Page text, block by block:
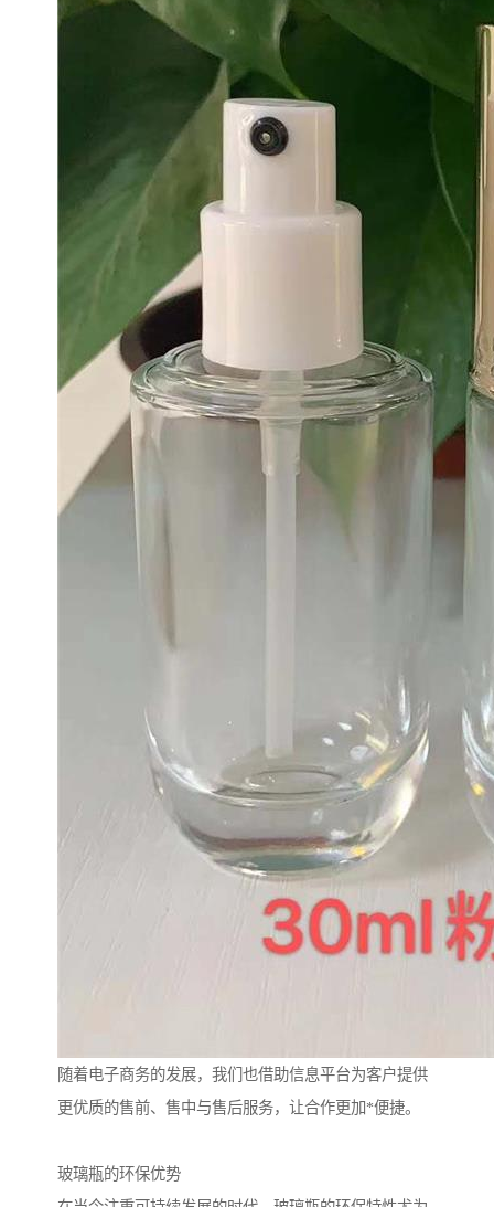
随着电子商务的发展，我们也借助信息平台为客户提供
更优质的售前、售中与售后服务，让合作更加*便捷。
玻璃瓶的环保优势